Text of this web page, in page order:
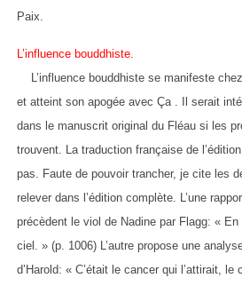
Paix.
L’influence bouddhiste.
L’influence bouddhiste se manifeste
et atteint son apogée avec Ça . Il serait
dans le manuscrit original du Fléau si les
trouvent. La traduction française de
pas. Faute de pouvoir trancher, je cite les
relever dans l’édition complète. L’une
précèdent le viol de Nadine par Flagg: «
ciel. » (p. 1006) L’autre propose une
d’Harold: « C’était le cancer qui l’attirait,